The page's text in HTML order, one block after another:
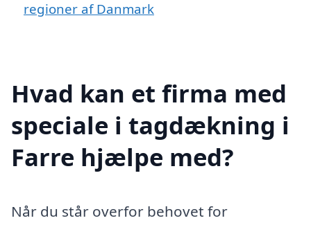
regioner af Danmark
Hvad kan et firma med
speciale i tagdækning i
Farre hjælpe med?
Når du står overfor behovet for